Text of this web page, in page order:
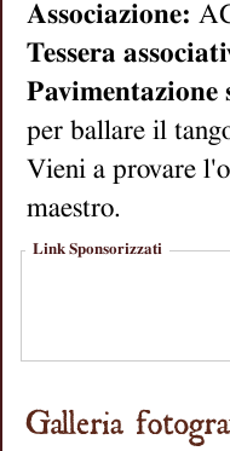
Associazione:
Tessera
Pavimentazione
per ballare il
Vieni a provare
maestro.
Link Sponsorizzati